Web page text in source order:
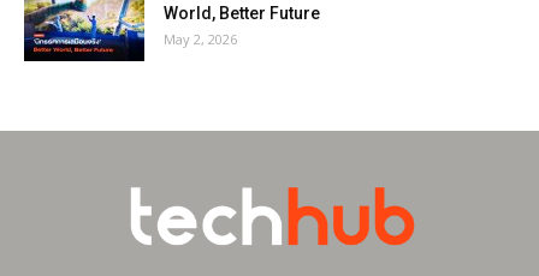
World, Better Future
May 2, 2026